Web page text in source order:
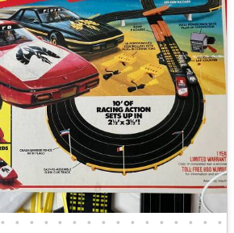
• • • • • • • • • • • • • • • •